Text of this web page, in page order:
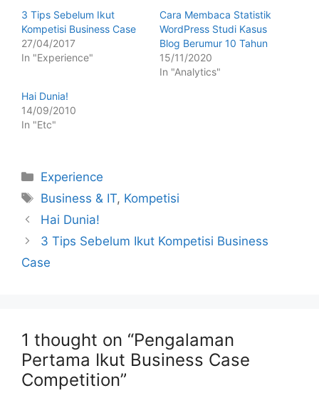
3 Tips Sebelum Ikut
Kompetisi Business Case
27/04/2017
In "Experience"
Cara Membaca Statistik
WordPress Studi Kasus
Blog Berumur 10 Tahun
15/11/2020
In "Analytics"
Hai Dunia!
14/09/2010
In "Etc"
Categories
Experience
Tags
Business & IT, Kompetisi
Post
navigation
Hai Dunia!
3 Tips Sebelum Ikut Kompetisi Business
Case
1 thought on “Pengalaman
Pertama Ikut Business Case
Competition”